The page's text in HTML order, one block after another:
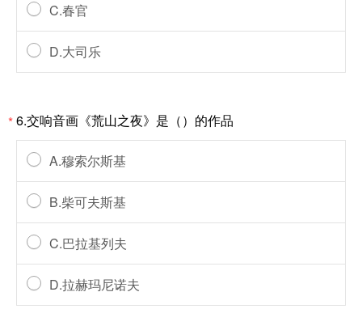
C.春官
D.大司乐
*6.交响音画《荒山之夜》是（）的作品
A.穆索尔斯基
B.柴可夫斯基
C.巴拉基列夫
D.拉赫玛尼诺夫